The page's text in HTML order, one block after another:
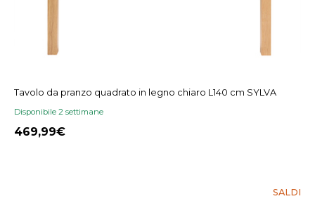
Tavolo da pranzo quadrato in legno chiaro L140 cm SYLVA
Disponibile 2 settimane
469,99
SALDI